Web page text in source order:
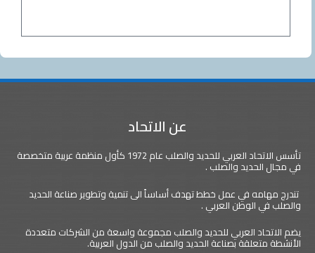
عن الاتحاد
تأسس الاتحاد العربي للحديد والصلب عام 1972 كأول منظمة عربية متخصصة
في مجال الحديد والصلب .
تندرج مهامه في عمل خطط تهدف أساساً الى تنمية وتطوير صناعة الحديد
والصلب في الوطن العربي .
يضم الاتحاد العربي للحديد والصلب مجموعة واسعة من الشركات متعددة
الأنشطة متعلقة بصناعة الحديد والصلب من الدول العربية.